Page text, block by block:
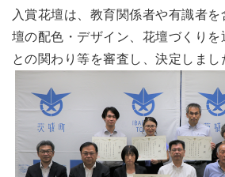
入賞花壇は、教育関係者や有識者
壇の配色・デザイン、花壇づくり
との関わり等を審査し、決定しまし